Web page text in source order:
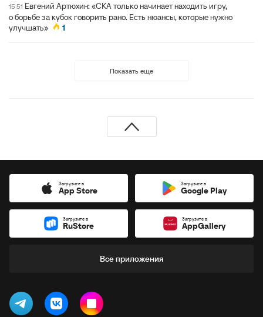
15:51 Евгений Артюхин: «СКА только начинает находить игру,
о борьбе за кубок говорить рано. Есть нюансы, которые нужно
улучшать»
1
Показать еще
Загрузите в
App Store
Загрузите в
Google Play
Загрузите в
RuStore
Загрузите в
AppGallery
Все приложения